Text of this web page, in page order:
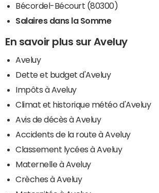
Bécordel-Bécourt (80300)
Salaires dans la Somme
En savoir plus sur Aveluy
Aveluy
Dette et budget d'Aveluy
Impôts à Aveluy
Climat et historique météo d'Aveluy
Avis de décès à Aveluy
Accidents de la route à Aveluy
Classement lycées à Aveluy
Maternelle à Aveluy
Crèches à Aveluy